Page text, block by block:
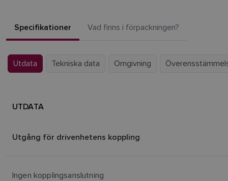
Specifikationer Vad finns i förpackningen?
Utdata Tekniska data Omgivning
UTDATA
Utgång för drivenhetens koppling
Ingen kopplingsanslutning